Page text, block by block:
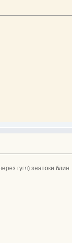
гугл) знатоки блин